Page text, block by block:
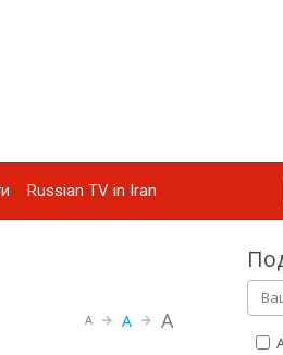
Russian TV in Iran
A A A